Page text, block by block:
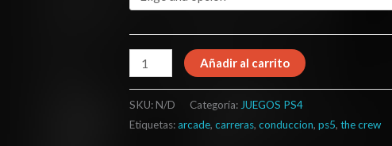
Añadir al carrito
SKU:N/D Categoría: JUEGOS PS4
Etiquetas:arcade, carreras, conduccion, ps5, the crew